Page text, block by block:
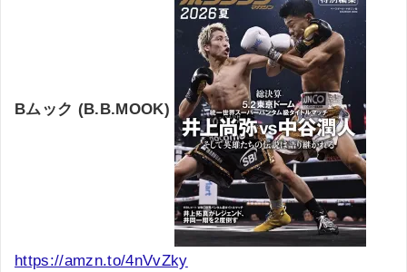
Bムック (B.B.MOOK)
https://amzn.to/4nVvZky